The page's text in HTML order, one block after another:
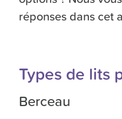
réponses dans cet
Types de lits
Berceau